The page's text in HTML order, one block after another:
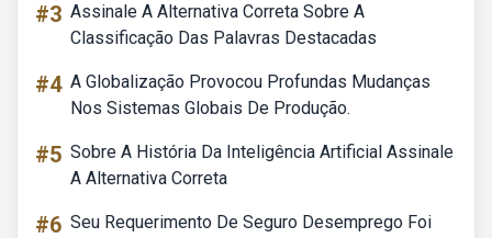
#3 Assinale A Alternativa Correta Sobre A
Classificação Das Palavras Destacadas
#4 A Globalização Provocou Profundas Mudanças
Nos Sistemas Globais De Produção.
#5 Sobre A História Da Inteligência Artificial Assinale
A Alternativa Correta
#6 Seu Requerimento De Seguro Desemprego Foi